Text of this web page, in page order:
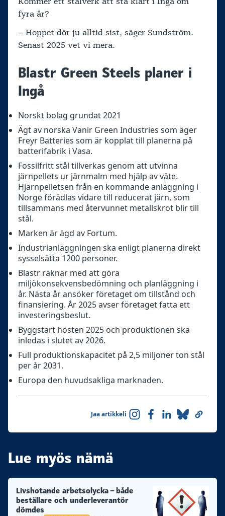
fyra år?
– Hoppet dör ju alltid sist, säger Sundström.
Senast 2025 vet vi mera.
Blastr Green Steels planer i
Ingå
Norskt bolag grundat 2021
Ägt av norska Vanir Green Industries som äger
Freyr Batteries som är kopplat till planerna på
batterifabrik i Vasa.
Fossilfritt stål tillverkas genom att utvinna
järnpellets ur järnmalm med hjälp av väte.
Hjärnpelletsen från en kommande anläggning i
Norge förädlas vidare till reducerat järn, som
tillsammans med återvunnet metallskrot blir till
stål.
Marken är ägd av Fortum.
Industrianläggningen ska enligt planerna direkt
sysselsätta 1200 personer.
Blastr räknar med att göra
miljökonsekvensbedömning och planläggning i
år. Nästa år ansöker företaget om tillstånd och
finansiering. År 2025 avser företaget fatta ett
investeringsbeslut.
Byggstart hösten 2025 och produktionen ska
inledas i slutet av 2026.
Full produktionskapacitet på 2,5 miljoner ton stål
per år 2031.
Europa den huvudsakliga marknaden.
Jaa artikkeli
Lue myös nämä
Livshotande arbetsolycka – både
beställare och underleverantör
dömdes